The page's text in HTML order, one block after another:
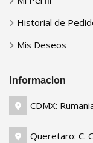
Historial de
Mis Deseos
Informacion
CDMX:
Queretaro: C.